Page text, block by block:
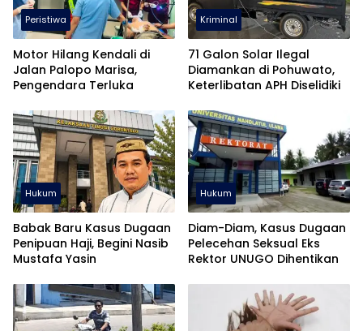
Peristiwa
Motor Hilang Kendali di
Jalan Palopo Marisa,
Pengendara Terluka
Kriminal
71 Galon Solar Ilegal
Diamankan di Pohuwato,
Keterlibatan APH Diselidiki
Hukum
Babak Baru Kasus Dugaan
Penipuan Haji, Begini Nasib
Mustafa Yasin
Hukum
Diam-Diam, Kasus Dugaan
Pelecehan Seksual Eks
Rektor UNUGO Dihentikan